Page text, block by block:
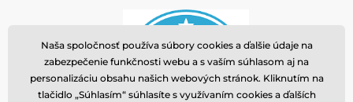
Naša spoločnosť používa súbory cookies a ďalšie údaje na
zabezpečenie funkčnosti webu a s vaším súhlasom aj na
personalizáciu obsahu našich webových stránok. Kliknutím na
tlačidlo „Súhlasím“ súhlasíte s využívaním cookies a ďalších